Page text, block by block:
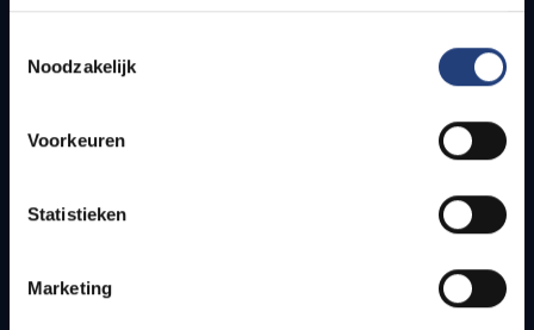
Noodzakelijk
Voorkeuren
Statistieken
Marketing
Quick links
How to get to the VUB campuses